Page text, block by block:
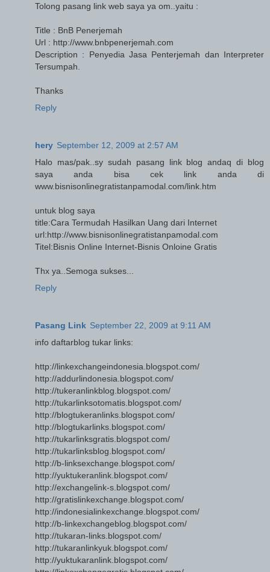
Tolong pasang link web saya ya om..yaitu :
Title : BnB Penerjemah
Url : http://www.bnbpenerjemah.com
Description : Penyedia Jasa Penterjemah dan Interpreter
Tersumpah.
Thanks
Reply
hery September 12, 2009 at 2:57 AM
Halo mas/pak..sy sudah pasang link blog andaq di blog
saya anda bisa cek link anda di
www.bisnisonlinegratistanpamodal.com/link.htm
untuk blog saya
title:Cara Termudah Hasilkan Uang dari Internet
url:http://www.bisnisonlinegratistanpamodal.com
Titel:Bisnis Online Internet-Bisnis Onloine Gratis
Thx ya..Semoga sukses...
Reply
Pasang Link September 22, 2009 at 9:11 AM
info daftarblog tukar links:
http://linkexchangeindonesia.blogspot.com/
http://addurlindonesia.blogspot.com/
http://tukeranlinkblog.blogspot.com/
http://tukarlinksotomatis.blogspot.com/
http://blogtukeranlinks.blogspot.com/
http://blogtukarlinks.blogspot.com/
http://tukarlinksgratis.blogspot.com/
http://tukarlinksblog.blogspot.com/
http://b-linksexchange.blogspot.com/
http://yuktukeranlink.blogspot.com/
http://exchangelink-s.blogspot.com/
http://gratislinkexchange.blogspot.com/
http://indonesialinkexchange.blogspot.com/
http://b-linkexchangeblog.blogspot.com/
http://tukaran-links.blogspot.com/
http://tukaranlinkyuk.blogspot.com/
http://yuktukaranlink.blogspot.com/